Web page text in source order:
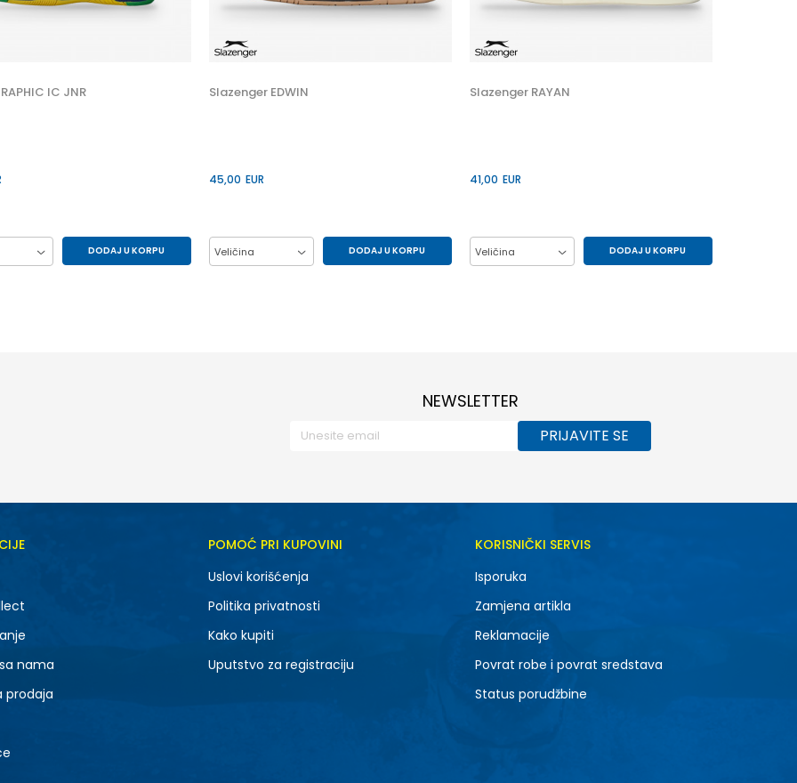
IC JNR
DODAJ U KORPU
Slazenger EDWIN
45,00 EUR
Veličina DODAJ U KORPU
Slazenger RAYAN
41,00 EUR
Veličina DODAJ U KORPU
NEWSLETTER
PRIJAVITE SE
nama
prodaja
POMOĆ PRI KUPOVINI
Uslovi korišćenja
Politika privatnosti
Kako kupiti
Uputstvo za registraciju
KORISNIČKI SERVIS
Isporuka
Zamjena artikla
Reklamacije
Povrat robe i povrat sredstava
Status porudžbine